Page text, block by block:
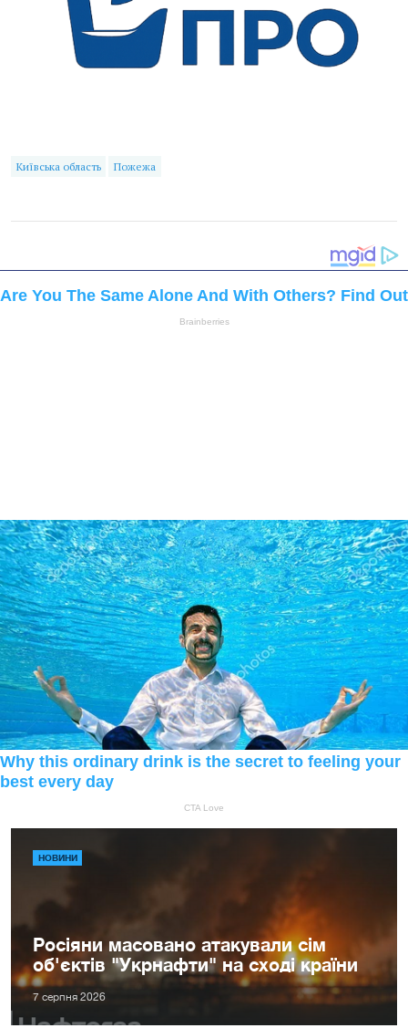
Київська область Пожежа
НОВИНИ
Росіяни масовано атакували сім
об'єктів "Укрнафти" на сході країни
7 серпня 2026